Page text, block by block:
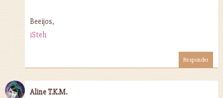
Beeijos,
iSteh
Responder
Aline T.K.M.